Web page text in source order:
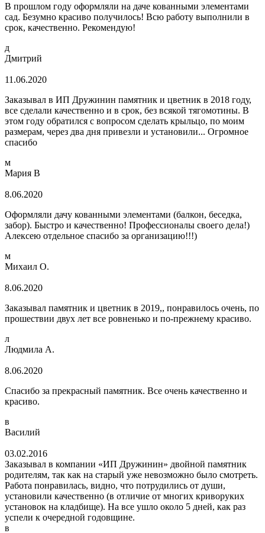
В прошлом году оформляли на даче кованными элементами
сад. Безумно красиво получилось! Всю работу выполнили в
срок, качественно. Рекомендую!
д
Дмитрий
11.06.2020
Заказывал в ИП Дружинин памятник и цветник в 2018 году,
все сделали качественно и в срок, без всякой тягомотины. В
этом году обратился с вопросом сделать крыльцо, по моим
размерам, через два дня привезли и установили... Огромное
спасибо
м
Мария В
8.06.2020
Оформляли дачу кованными элементами (балкон, беседка,
забор). Быстро и качественно! Профессионалы своего дела!)
Алексею отдельное спасибо за организацию!!!)
м
Михаил О.
8.06.2020
Заказывал памятник и цветник в 2019,, понравилось очень, по
прошествии двух лет все ровненько и по-прежнему красиво.
л
Людмила А.
8.06.2020
Спасибо за прекрасный памятник. Все очень качественно и
красиво.
в
Василий
03.02.2016
Заказывал в компании «ИП Дружинин» двойной памятник
родителям, так как на старый уже невозможно было смотреть.
Работа понравилась, видно, что потрудились от души,
установили качественно (в отличие от многих криворуких
установок на кладбище). На все ушло около 5 дней, как раз
успели к очередной годовщине.
в